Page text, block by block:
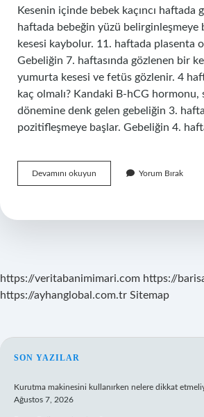
Kesenin içinde bebek kaçıncı haftada
haftada bebeğin yüzü belirginleşmeye
kesesi kaybolur. 11. haftada plasenta
Gebeliğin 7. haftasında gözlenen bir
yumurta kesesi ve fetüs gözlenir. 4
kaç olmalı? Kandaki B-hCG hormonu,
dönemine denk gelen gebeliğin 3.
pozitifleşmeye başlar. Gebeliğin 4.
Devamını okuyun
Görmek
Hcg
Yorum Bırak
https://veritabanimimari.com https://
https://ayhanglobal.com.tr Sitemap
SIDEBAR
SON YAZILAR
Kurutma makinesini kullanırken nelere dikkat
Ağustos 7, 2026